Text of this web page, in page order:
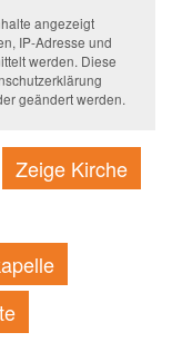
angezeigt
IP-Adresse und
werden. Diese
geändert werden.
Zeige Kirche